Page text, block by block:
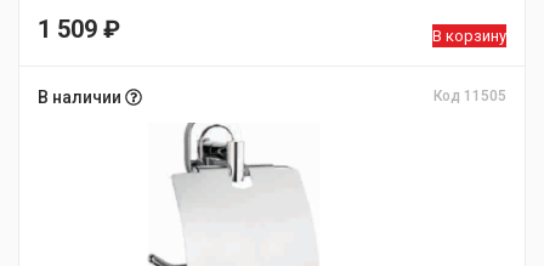
1 509 ₽ В корзину
В наличии Код 11505